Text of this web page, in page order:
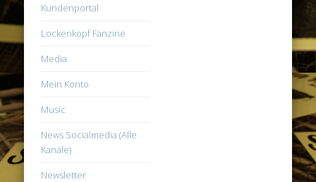
Kundenportal
Lockenkopf Fanzine
Media
Mein Konto
Music
News Socialmedia (Alle
Kanäle)
Newsletter